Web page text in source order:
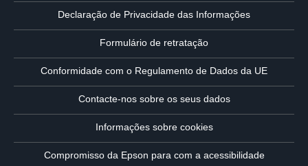
Declaração de Privacidade das Informações
Formulário de retratação
Conformidade com o Regulamento de Dados da UE
Contacte-nos sobre os seus dados
Informações sobre cookies
Compromisso da Epson para com a acessibilidade